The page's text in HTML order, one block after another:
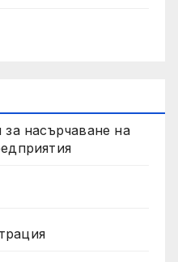
насърчаване на